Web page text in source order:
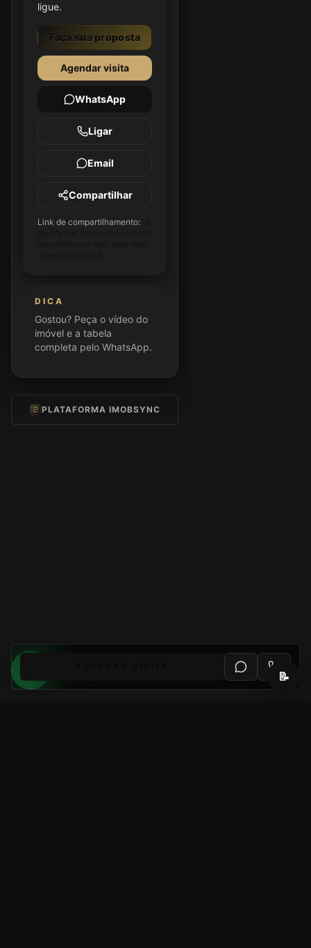
ligue.
Faça sua proposta
Agendar visita
WhatsApp
Ligar
Email
Compartilhar
Link de compartilhamento:
DICA
Gostou? Peça o vídeo do
imóvel e a tabela
completa pelo WhatsApp.
PLATAFORMA IMOBSYNC
📝